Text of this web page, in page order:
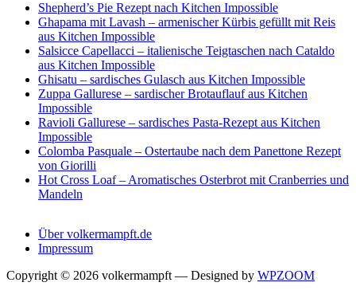
Shepherd’s Pie Rezept nach Kitchen Impossible
Ghapama mit Lavash – armenischer Kürbis gefüllt mit Reis
aus Kitchen Impossible
Salsicce Capellacci – italienische Teigtaschen nach Cataldo
aus Kitchen Impossible
Ghisatu – sardisches Gulasch aus Kitchen Impossible
Zuppa Gallurese – sardischer Brotauflauf aus Kitchen
Impossible
Ravioli Gallurese – sardisches Pasta-Rezept aus Kitchen
Impossible
Colomba Pasquale – Ostertaube nach dem Panettone Rezept
von Giorilli
Hot Cross Loaf – Aromatisches Osterbrot mit Cranberries und
Mandeln
Über volkermampft.de
Impressum
Copyright © 2026 volkermampft — Designed by WPZOOM